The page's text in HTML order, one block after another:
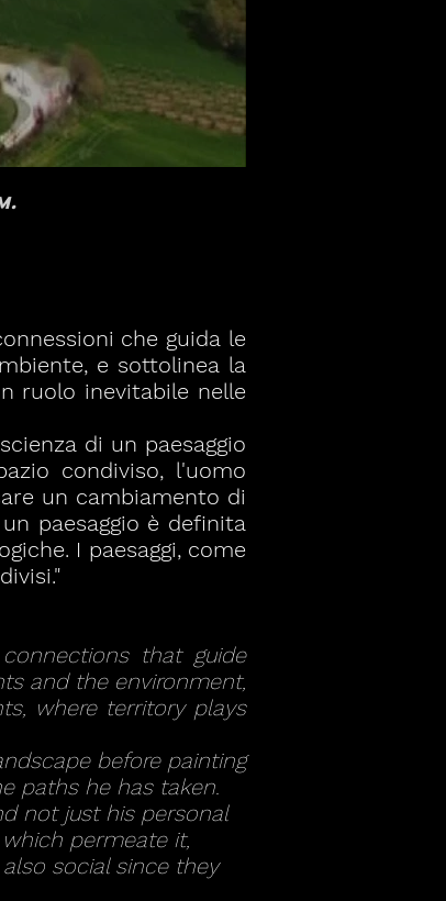
che guida le
e sottolinea la
ruolo inevitabile nelle
di un paesaggio
condiviso, l'uomo
un cambiamento di
paesaggio è definita
I paesaggi, come
that guide
and the environment,
where territory plays
before painting
paths he has taken.
not just his personal
permeate it,
social since they